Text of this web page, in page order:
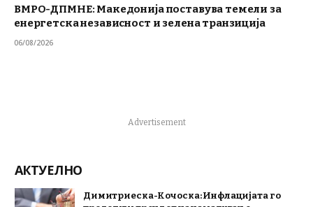
ВМРО-ДПМНЕ: Македонија поставува темели за
енергетска независност и зелена транзиција
06/08/2026
Advertisement
АКТУЕЛНО
Димитриеска-Кочоска: Инфлацијата го